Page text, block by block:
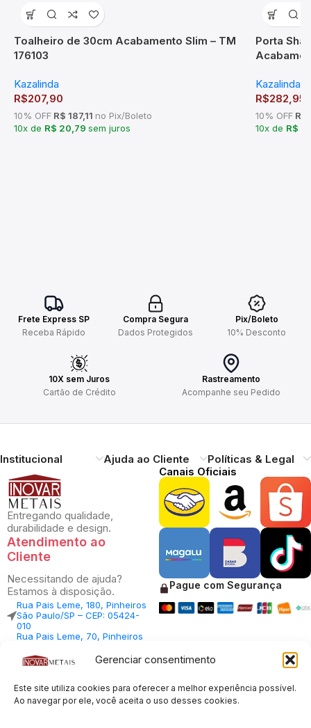
Gerenciar consentimento
Este site utiliza cookies para oferecer a melhor experiência possível.
Ao navegar por ele, você aceita o uso desses cookies.
Toalheiro de 30cm Acabamento Slim – TM
176103
Kazalinda
R$207,90
10% OFF R$ 187,11 no Pix/Boleto
10x de R$ 20,79 sem juros
Porta
Kazalinda
R$282,95
10% OFF
10x de R$
Frete Express SP
Receba Rápido
Compra Segura
Dados Protegidos
Pix/Boleto
10% Desconto
10X sem Juros
Cartão de Crédito
Rastreamento
Acompanhe seu Pedido
Institucional Ajuda ao Cliente Políticas & Legal
Entregando qualidade,
durabilidade e design.
Atendimento ao
Cliente
Necessitando de ajuda?
Estamos à disposição.
Rua Pais Leme, 180, Pinheiros
São Paulo/SP – CEP: 05424-
010
Rua Pais Leme, 70, Pinheiros
010
Central Vendas: (11) 98812-
Central Atendimento: (11)
94535-7237
Canais Oficiais
Pague com Segurança